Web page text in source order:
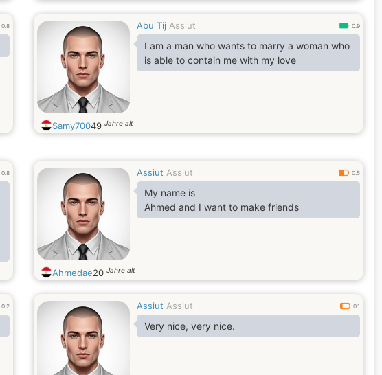
0.8 Abu Tij Assiut 0.9
I am a man who wants to marry a woman who
is able to contain me with my love
Samy70049 Jahre alt
0.8 Assiut Assiut 0.5
My name is
Ahmed and I want to make friends
Ahmedae20 Jahre alt
0.2 Assiut Assiut 0.1
Very nice, very nice.